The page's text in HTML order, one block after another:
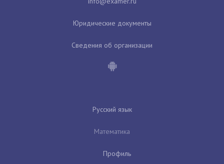
Юридические документы
Сведения об организации
Русский язык
Математика
Профиль